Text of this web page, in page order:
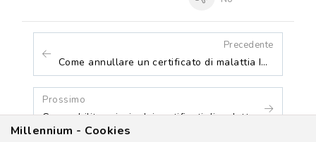
Precedente
Come annullare un certificato di malattia INPS?
Prossimo
Come abilitare invio dei certificati di malattia per e-mail?
Millennium - Cookies